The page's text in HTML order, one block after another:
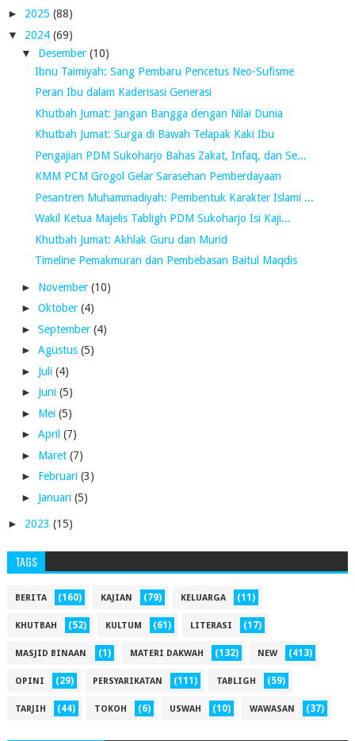
► 2025 (88)
▼ 2024 (69)
▼ Desember (10)
Ibnu Taimiyah: Sang Pembaru Pencetus Neo-Sufisme
Peran Ibu dalam Kaderisasi Generasi
Khutbah Jumat: Jangan Bangga dengan Nilai Dunia
Khutbah Jumat: Surga di Bawah Telapak Kaki Ibu
Pengajian PDM Sukoharjo Bahas Zakat, Infaq, dan Se...
KMM PCM Grogol Gelar Sarasehan Pemberdayaan
Pesantren Muhammadiyah: Pembentuk Karakter Islami ...
Wakil Ketua Majelis Tabligh PDM Sukoharjo Isi Kaji...
Khutbah Jumat: Akhlak Guru dan Murid
Timeline Pemakmuran dan Pembebasan Baitul Maqdis
► November (10)
► Oktober (4)
► September (4)
► Agustus (5)
► Juli (4)
► Juni (5)
► Mei (5)
► April (7)
► Maret (7)
► Februari (3)
► Januari (5)
► 2023 (15)
TAGS
BERITA (160) KAJIAN (79) KELUARGA (11)
KHUTBAH (52) KULTUM (61) LITERASI (17)
MASJID BINAAN (1) MATERI DAKWAH (132) NEW (413)
OPINI (29) PERSYARIKATAN (111) TABLIGH (59)
TARJIH (44) TOKOH (6) USWAH (10) WAWASAN (37)